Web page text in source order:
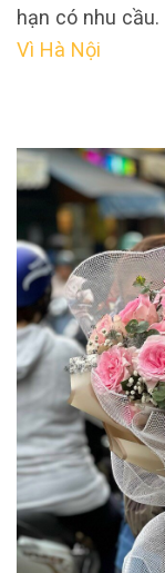
hạn có nhu cầu.
Vì Hà Nội